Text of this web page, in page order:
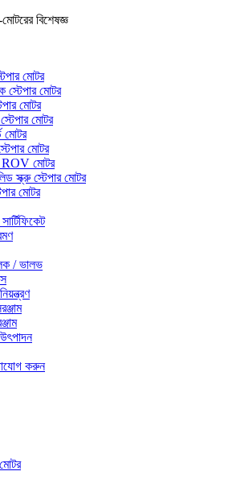
বিশেষজ্ঞ
মোটর
স্টেপার মোটর
মোটর
মোটর
মোটর
মোটর
ROV মোটর
স্ক্রু স্টেপার মোটর
মোটর
/ ভালভ
করুন